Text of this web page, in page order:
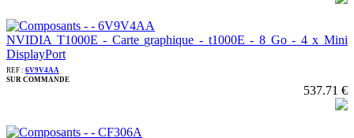
NVIDIA T1000E - Carte graphique - t1000E - 8 Go - 4 x Mini
DisplayPort
REF : 6V9V4AA
SUR COMMANDE
537.71 €